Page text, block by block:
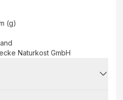
(g)
Naturkost GmbH